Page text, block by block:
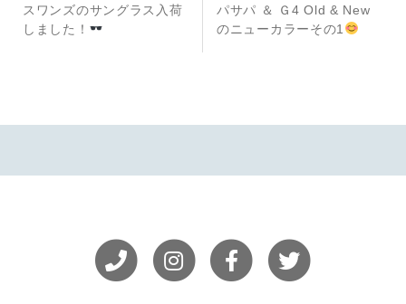
ー
前
の
スワンズのサングラス入荷
しました！
次
の
パサパ ＆ Ｇ4 Old & New
のニューカラーその1